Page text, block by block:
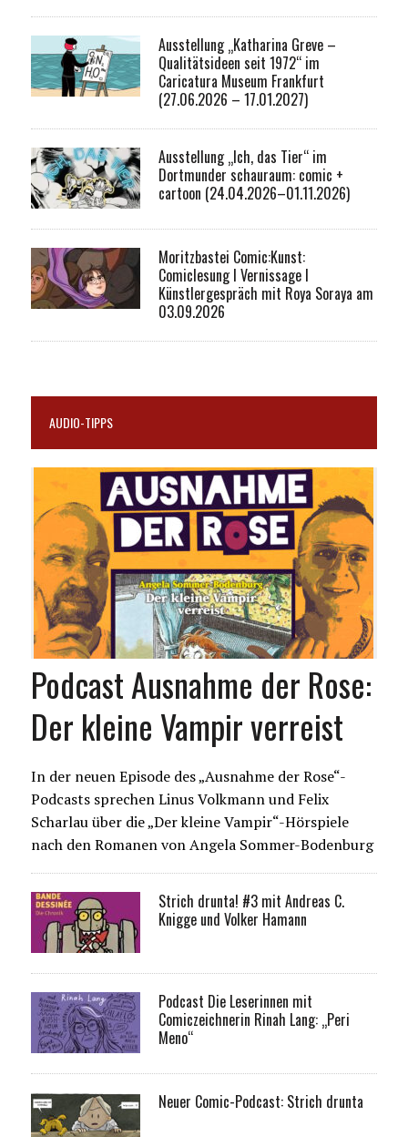
Ausstellung „Katharina Greve –
Qualitätsideen seit 1972“ im
Caricatura Museum Frankfurt
(27.06.2026 – 17.01.2027)
Ausstellung „Ich, das Tier“ im
Dortmunder schauraum: comic +
cartoon (24.04.2026–01.11.2026)
Moritzbastei Comic:Kunst:
Comiclesung I Vernissage I
Künstlergespräch mit Roya Soraya am
03.09.2026
AUDIO-TIPPS
Podcast Ausnahme der Rose:
Der kleine Vampir verreist
In der neuen Episode des „Ausnahme der Rose“-
Podcasts sprechen Linus Volkmann und Felix
Scharlau über die „Der kleine Vampir“-Hörspiele
nach den Romanen von Angela Sommer-Bodenburg
Strich drunta! #3 mit Andreas C.
Knigge und Volker Hamann
Podcast Die Leserinnen mit
Comiczeichnerin Rinah Lang: „Peri
Meno“
Neuer Comic-Podcast: Strich drunta